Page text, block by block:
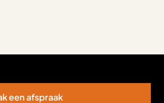
een afspraak